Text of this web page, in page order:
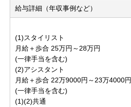
給与詳細（年収事例など）
(1)スタイリスト
月給＋歩合 25万円～28万円
(一律手当を含む)
(2)アシスタント
月給＋歩合 22万9000円～23万4000円
(一律手当を含む)
(1)(2)共通